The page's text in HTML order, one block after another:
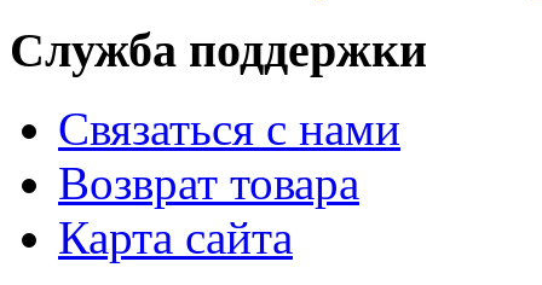
Служба поддержки
Связаться с нами
Возврат товара
Карта сайта